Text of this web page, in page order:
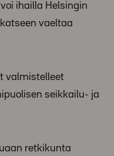
ihailla Helsingin
vaeltaa
valmistelleet
seikkailu- ja
retkikunta